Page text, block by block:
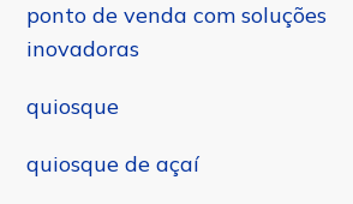
ponto de venda com soluções
inovadoras
quiosque
quiosque de açaí